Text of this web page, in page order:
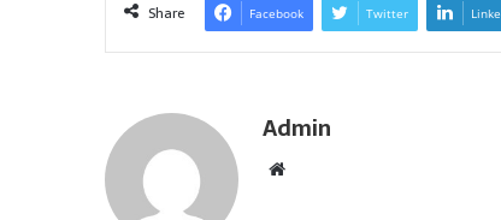
Share Facebook Twitter
Admin